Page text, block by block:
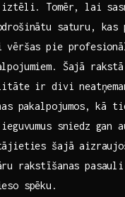
iztēli. Tomēr, lai
saturu, kas
vēršas pie
Šajā
ir divi
pakalpojumos, kā
sniedz gan
šajā
rakstīšanas
spēku.